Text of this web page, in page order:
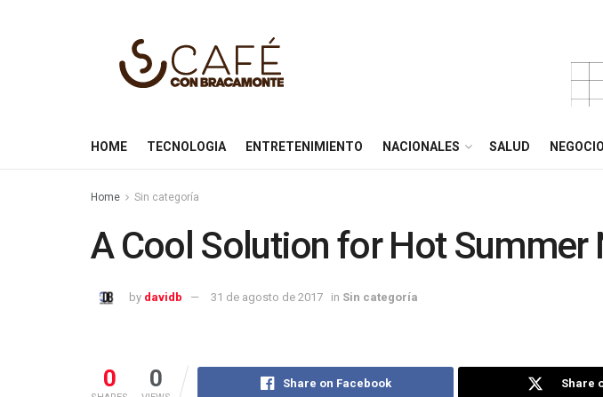
HOME TECNOLOGIA ENTRETENIMIENTO NACIONALES SALUD
Home Sin categoría
A Cool Solution for Hot Summer
by davidb 31 de agosto de 2017 in Sin categoría
0 0 Share on Facebook Share